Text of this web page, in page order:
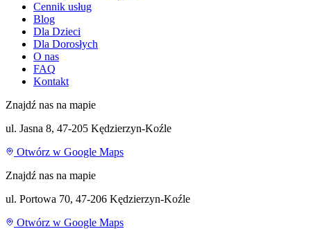
Cennik usług
Blog
Dla Dzieci
Dla Dorosłych
O nas
FAQ
Kontakt
Znajdź nas na mapie
ul. Jasna 8, 47-205 Kędzierzyn-Koźle
Otwórz w Google Maps
Znajdź nas na mapie
ul. Portowa 70, 47-206 Kędzierzyn-Koźle
Otwórz w Google Maps